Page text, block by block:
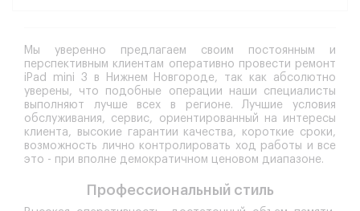
Мы уверенно предлагаем своим постоянным и
перспективным клиентам оперативно провести ремонт
iPad mini 3 в Нижнем Новгороде, так как абсолютно
уверены, что подобные операции наши специалисты
выполняют лучше всех в регионе. Лучшие условия
обслуживания, сервис, ориентированный на интересы
клиента, высокие гарантии качества, короткие сроки,
возможность лично контролировать ход работы и все
это - при вполне демократичном ценовом диапазоне.
Профессиональный стиль